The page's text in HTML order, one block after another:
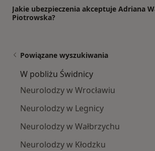
Jakie ubezpieczenia akceptuje Adriana
Piotrowska?
Powiązane wyszukiwania
W pobliżu Świdnicy
Neurolodzy w Wrocławiu
Neurolodzy w Legnicy
Neurolodzy w Wałbrzychu
Neurolodzy w Kłodzku